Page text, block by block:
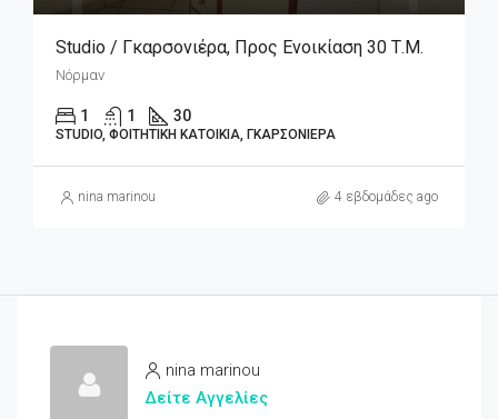
Studio / Γκαρσονιέρα, Προς Ενοικίαση 30 Τ.μ.
Νόρμαν
1 1 30
STUDIO, ΦΟΙΤΗΤΙΚΉ ΚΑΤΟΙΚΊΑ, ΓΚΑΡΣΟΝΙΈΡΑ
nina marinou 4 εβδομάδες ago
nina marinou
Δείτε Αγγελίες